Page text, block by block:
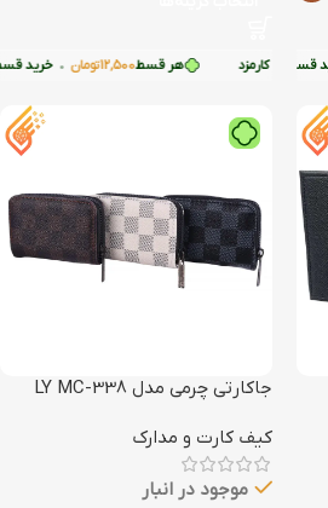
با ترب‌پی بدون کارمزدهر قسط12,500تومان • خرید قسطی کارمزد
جاکارتی چرمی مدل LY MC-338
کیف کارت و مدارک
موجود در انبار